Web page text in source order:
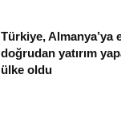
Türkiye, Almanya’ya
doğrudan yatırım
ülke oldu